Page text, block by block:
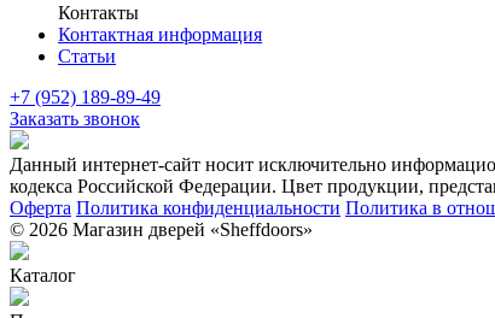
Контакты
Контактная информация
Статьи
+7 (952) 189-89-49
Заказать звонок
Данный интернет-сайт носит исключительно
кодекса Российской Федерации. Цвет продукции,
Оферта Политика конфиденциальности Политика в
© 2026 Магазин дверей «Sheffdoors»
Каталог